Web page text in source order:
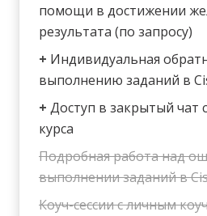
помощи в достижении
результата (по запросу)
+ Индивидуальная
выполнению заданий в
+ Доступ в закрытый чат
курса
Подробная работа над
выполнении заданий в
Коуч-сессии с личным